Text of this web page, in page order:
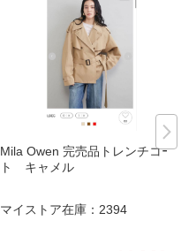
Mila Owen 完売品トレンチコー
ト キャメル
マイストア在庫： 2394